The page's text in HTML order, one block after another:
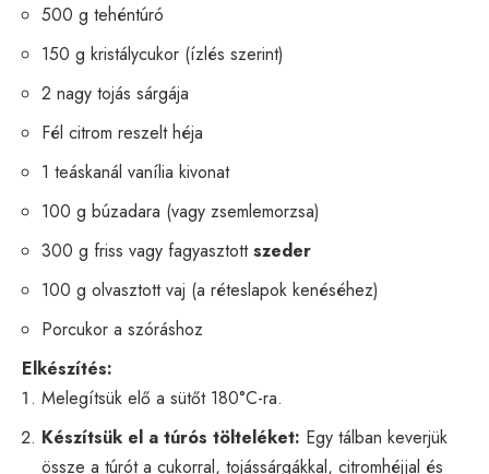
500 g tehéntúró
150 g kristálycukor (ízlés szerint)
2 nagy tojás sárgája
Fél citrom reszelt héja
1 teáskanál vanília kivonat
100 g búzadara (vagy zsemlemorzsa)
300 g friss vagy fagyasztottszeder
100 g olvasztott vaj (a réteslapok kenéséhez)
Porcukor a szóráshoz
Elkészítés:
Melegítsük elő a sütőt 180°C-ra.
Készítsük el a túrós tölteléket: Egy tálban keverjük
össze a túrót a cukorral, tojássárgákkal, citromhéjjal és